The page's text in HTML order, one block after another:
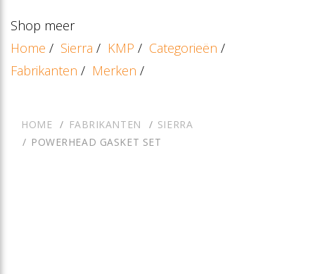
Shop meer
Home / Sierra / KMP / Categorieën /
Fabrikanten / Merken /
HOME FABRIKANTEN
SIERRA
POWERHEAD GASKET SET